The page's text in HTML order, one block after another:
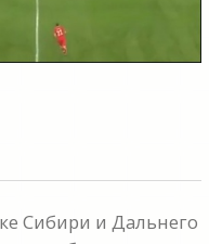
Сибири и Дальнего